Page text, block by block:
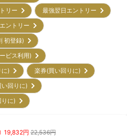
トリー
最強翌日エントリー
エントリー
初登録)
ビス利用)
に)
楽券(買い回りに)
い回りに)
りに)
19,832円 22,536円